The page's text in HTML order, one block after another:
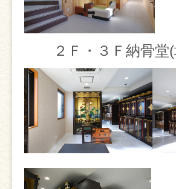
【１０歳のつどい
１月１７日(土)
いました。
式典では、子ども
へ」のメッセージ
本堂は温かい感動
２Ｆ・３Ｆ納骨堂(